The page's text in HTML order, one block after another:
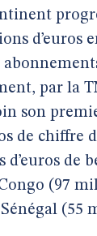
d’euros
par la
son
de chiffre
d’euros de
(97
(55